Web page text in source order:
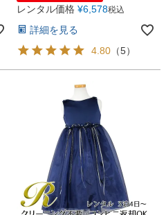
レンタル価格 ¥6,578税込
詳細を見る
4.80 （5）